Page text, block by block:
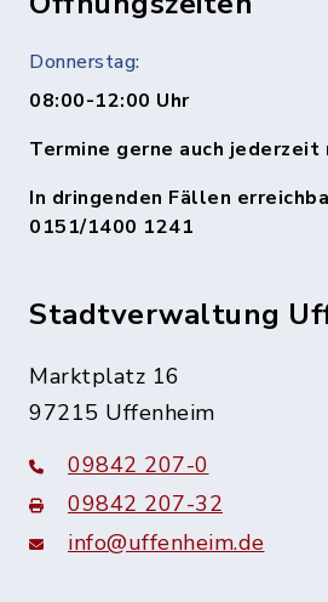
Donnerstag:
08:00-12:00 Uhr
Termine gerne auch jederzeit
In dringenden Fällen
0151/1400 1241
Stadtverwaltung
Marktplatz 16
97215 Uffenheim
09842 207-0
09842 207-32
info@uffenheim.de